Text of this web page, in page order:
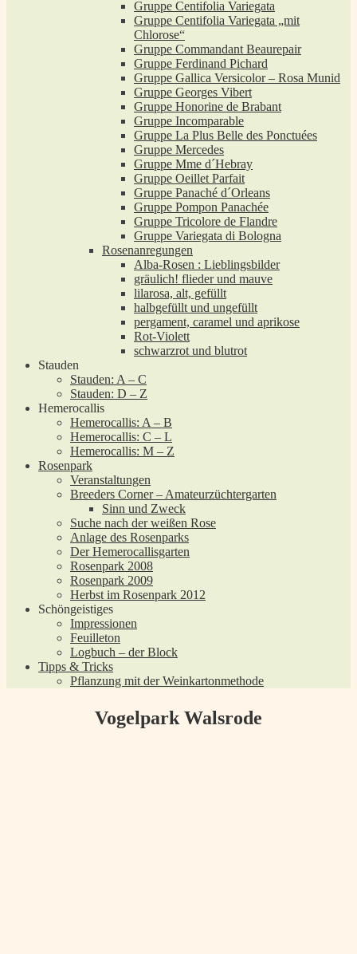
Gruppe Centifolia Variegata
Gruppe Centifolia Variegata „mit
Chlorose“
Gruppe Commandant Beaurepair
Gruppe Ferdinand Pichard
Gruppe Gallica Versicolor – Rosa Munid
Gruppe Georges Vibert
Gruppe Honorine de Brabant
Gruppe Incomparable
Gruppe La Plus Belle des Ponctuées
Gruppe Mercedes
Gruppe Mme d´Hebray
Gruppe Oeillet Parfait
Gruppe Panaché d´Orleans
Gruppe Pompon Panachée
Gruppe Tricolore de Flandre
Gruppe Variegata di Bologna
Rosenanregungen
Alba-Rosen : Lieblingsbilder
gräulich! flieder und mauve
lilarosa, alt, gefüllt
halbgefüllt und ungefüllt
pergament, caramel und aprikose
Rot-Violett
schwarzrot und blutrot
Stauden
Stauden: A – C
Stauden: D – Z
Hemerocallis
Hemerocallis: A – B
Hemerocallis: C – L
Hemerocallis: M – Z
Rosenpark
Veranstaltungen
Breeders Corner – Amateurzüchtergarten
Sinn und Zweck
Suche nach der weißen Rose
Anlage des Rosenparks
Der Hemerocallisgarten
Rosenpark 2008
Rosenpark 2009
Herbst im Rosenpark 2012
Schöngeistiges
Impressionen
Feuilleton
Logbuch – der Block
Tipps & Tricks
Pflanzung mit der Weinkartonmethode
Vogelpark Walsrode